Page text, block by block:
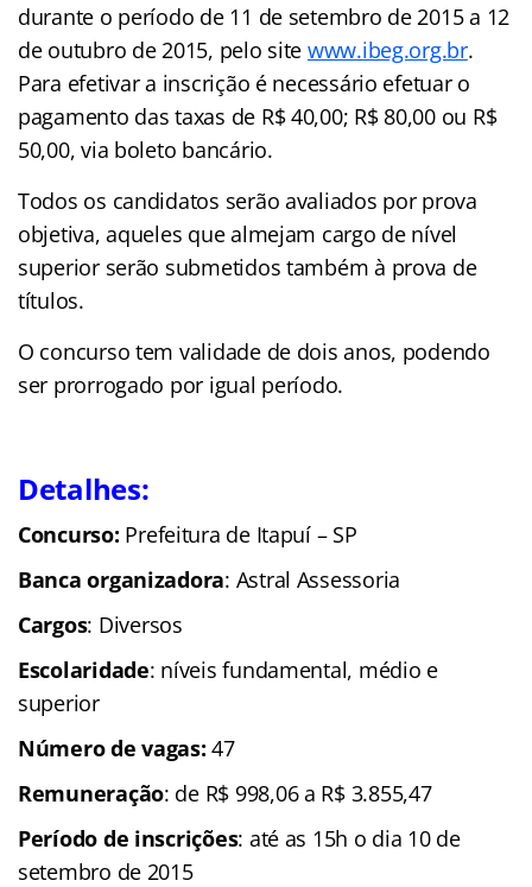
durante o período de 11 de setembro de 2015 a 12
de outubro de 2015, pelo site www.ibeg.org.br.
Para efetivar a inscrição é necessário efetuar o
pagamento das taxas de R$ 40,00; R$ 80,00 ou R$
50,00, via boleto bancário.
Todos os candidatos serão avaliados por prova
objetiva, aqueles que almejam cargo de nível
superior serão submetidos também à prova de
títulos.
O concurso tem validade de dois anos, podendo
ser prorrogado por igual período.
Detalhes:
Concurso: Prefeitura de Itapuí – SP
Banca organizadora: Astral Assessoria
Cargos: Diversos
Escolaridade: níveis fundamental, médio e
superior
Número de vagas:47
Remuneração: de R$ 998,06 a R$ 3.855,47
Período de inscrições: até as 15h o dia 10 de
setembro de 2015